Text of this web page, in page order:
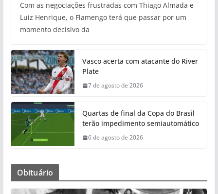
Com as negociações frustradas com Thiago Almada e
Luiz Henrique, o Flamengo terá que passar por um
momento decisivo da
Vasco acerta com atacante do River
Plate
7 de agosto de 2026
Quartas de final da Copa do Brasil
terão impedimento semiautomático
6 de agosto de 2026
Obituário